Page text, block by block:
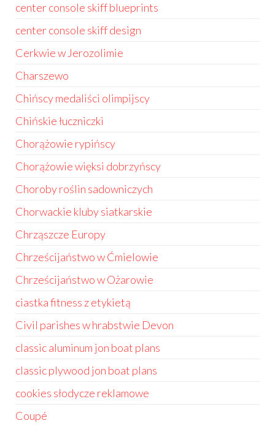
center console skiff blueprints
center console skiff design
Cerkwie w Jerozolimie
Charszewo
Chińscy medaliści olimpijscy
Chińskie łuczniczki
Chorążowie rypińscy
Chorążowie więksi dobrzyńscy
Choroby roślin sadowniczych
Chorwackie kluby siatkarskie
Chrząszcze Europy
Chrześcijaństwo w Ćmielowie
Chrześcijaństwo w Ożarowie
ciastka fitness z etykietą
Civil parishes w hrabstwie Devon
classic aluminum jon boat plans
classic plywood jon boat plans
cookies słodycze reklamowe
Coupé